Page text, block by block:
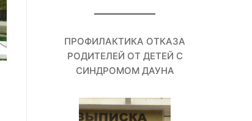
ПРОФИЛАКТИКА ОТКАЗА
РОДИТЕЛЕЙ ОТ ДЕТЕЙ С
СИНДРОМОМ ДАУНА